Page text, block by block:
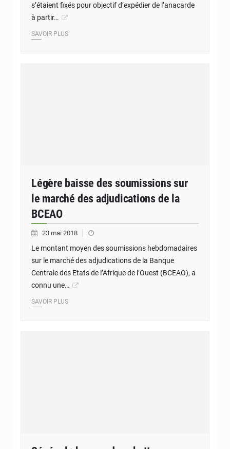
s’étaient fixés pour objectif d’expédier de l’anacarde
à partir…
SAVOIR PLUS
Légère baisse des soumissions sur
le marché des adjudications de la
BCEAO
23 mai 2018
Le montant moyen des soumissions hebdomadaires
sur le marché des adjudications de la Banque
Centrale des Etats de l’Afrique de l’Ouest (BCEAO), a
connu une…
SAVOIR PLUS